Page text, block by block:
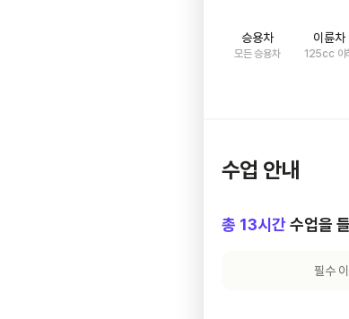
승용차
모든 승용차
이륜차
125cc 이
수업 안내
총 13시간 수업을
필수